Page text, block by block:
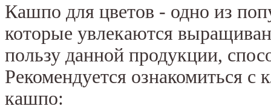
Кашпо для цветов - одно из
которые увлекаются
пользу данной продукции,
Рекомендуется ознакомиться
кашпо: